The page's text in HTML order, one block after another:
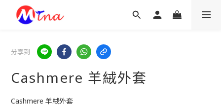
分享到
Cashmere 羊絨外套
Cashmere 羊絨外套